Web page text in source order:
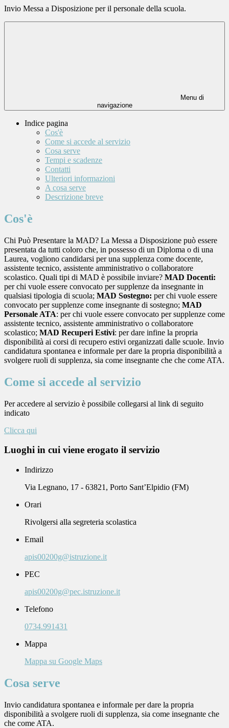
Invio Messa a Disposizione per il personale della scuola.
Menu di
navigazione
Indice pagina
Cos'è
Come si accede al servizio
Cosa serve
Tempi e scadenze
Contatti
Ulteriori informazioni
A cosa serve
Descrizione breve
Cos'è
Chi Può Presentare la MAD? La Messa a Disposizione può essere
presentata da tutti coloro che, in possesso di un Diploma o di una
Laurea, vogliono candidarsi per una supplenza come docente,
assistente tecnico, assistente amministrativo o collaboratore
scolastico. Quali tipi di MAD è possibile inviare? MAD Docenti:
per chi vuole essere convocato per supplenze da insegnante in
qualsiasi tipologia di scuola; MAD Sostegno: per chi vuole essere
convocato per supplenze come insegnante di sostegno; MAD
Personale ATA: per chi vuole essere convocato per supplenze come
assistente tecnico, assistente amministrativo o collaboratore
scolastico; MAD Recuperi Estivi: per dare infine la propria
disponibilità ai corsi di recupero estivi organizzati dalle scuole. Invio
candidatura spontanea e informale per dare la propria disponibilità a
svolgere ruoli di supplenza, sia come insegnante che che come ATA.
Come si accede al servizio
Per accedere al servizio è possibile collegarsi al link di seguito
indicato
Clicca qui
Luoghi in cui viene erogato il servizio
Indirizzo
Via Legnano, 17 - 63821, Porto Sant’Elpidio (FM)
Orari
Rivolgersi alla segreteria scolastica
Email
apis00200g@istruzione.it
PEC
apis00200g@pec.istruzione.it
Telefono
0734.991431
Mappa
Mappa su Google Maps
Cosa serve
Invio candidatura spontanea e informale per dare la propria
disponibilità a svolgere ruoli di supplenza, sia come insegnante che
che come ATA.